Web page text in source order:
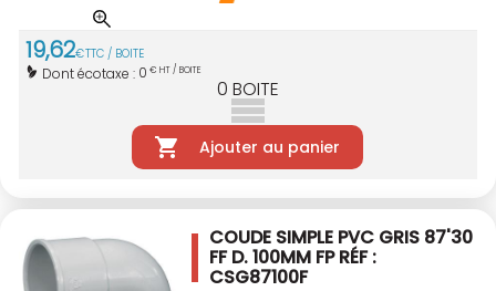
19,62€TTC / BOITE
Dont écotaxe : 0 € HT / BOITE
0 BOITE
Ajouter au panier
COUDE SIMPLE PVC GRIS 87'30
FF D. 100MM FP RÉF :
CSG87100F